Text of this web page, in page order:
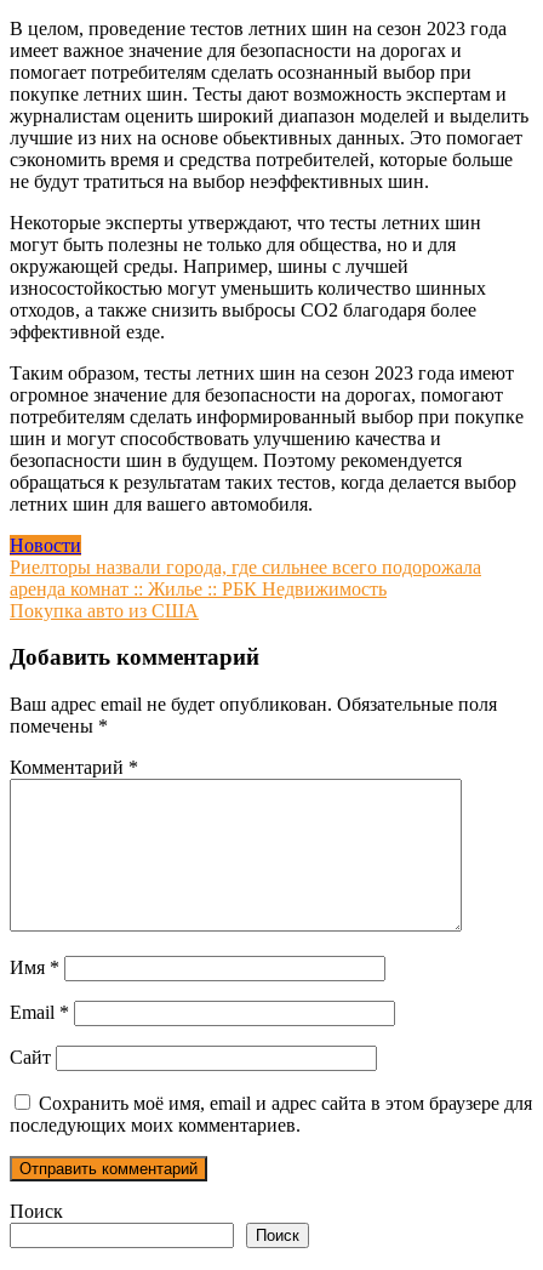
В целом, проведение тестов летних шин на сезон 2023 года
имеет важное значение для безопасности на дорогах и
помогает потребителям сделать осознанный выбор при
покупке летних шин. Тесты дают возможность экспертам и
журналистам оценить широкий диапазон моделей и выделить
лучшие из них на основе обьективных данных. Это помогает
сэкономить время и средства потребителей, которые больше
не будут тратиться на выбор неэффективных шин.
Некоторые эксперты утверждают, что тесты летних шин
могут быть полезны не только для общества, но и для
окружающей среды. Например, шины с лучшей
износостойкостью могут уменьшить количество шинных
отходов, а также снизить выбросы CO2 благодаря более
эффективной езде.
Таким образом, тесты летних шин на сезон 2023 года имеют
огромное значение для безопасности на дорогах, помогают
потребителям сделать информированный выбор при покупке
шин и могут способствовать улучшению качества и
безопасности шин в будущем. Поэтому рекомендуется
обращаться к результатам таких тестов, когда делается выбор
летних шин для вашего автомобиля.
Новости
Навигация
по
Риелторы назвали города, где сильнее всего подорожала
аренда комнат :: Жилье :: РБК Недвижимость
Покупка авто из США
Добавить комментарий
Ваш адрес email не будет опубликован. Обязательные поля
помечены *
Комментарий *
Имя *
Email *
Сайт
Сохранить моё имя, email и адрес сайта в этом браузере для
последующих моих комментариев.
Поиск
Поиск